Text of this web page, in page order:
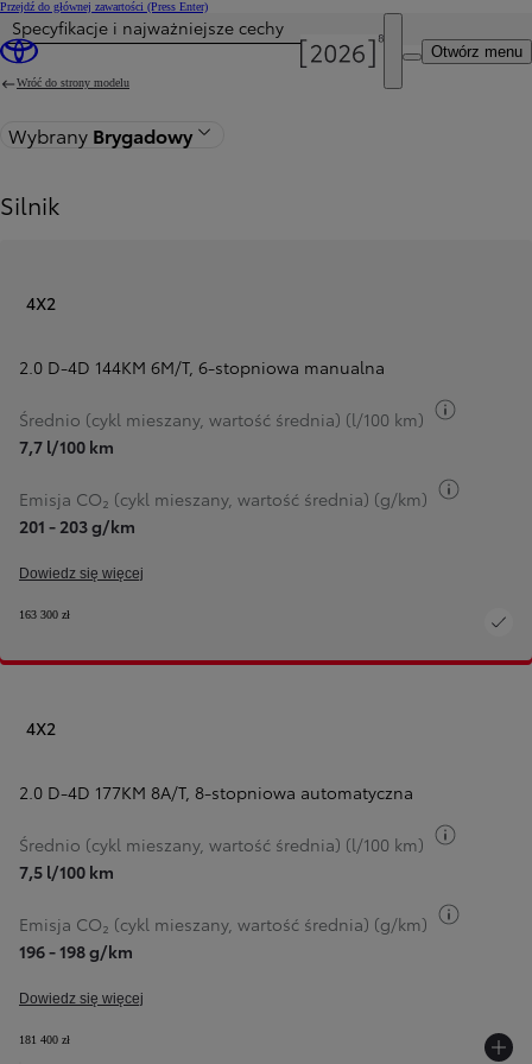
Przejdź do głównej zawartości (Press Enter)
Otwórz menu
Specyfikacje i najważniejsze cechy
Wróć do strony modelu
Wybrany Brygadowy
Silnik
4X2
2.0 D-4D 144KM 6M/T, 6-stopniowa manualna
Średnio (cykl mieszany, wartość średnia) (l/100 km)
7,7 l/100 km
Emisja CO₂ (cykl mieszany, wartość średnia) (g/km)
201 - 203 g/km
Dowiedz się więcej
163 300 zł
4X2
2.0 D-4D 177KM 8A/T, 8-stopniowa automatyczna
Średnio (cykl mieszany, wartość średnia) (l/100 km)
7,5 l/100 km
Emisja CO₂ (cykl mieszany, wartość średnia) (g/km)
196 - 198 g/km
Dowiedz się więcej
181 400 zł